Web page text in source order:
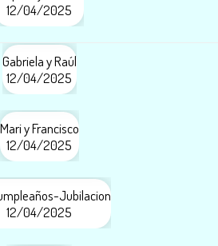
12/04/2025
Gabriela y Raúl
12/04/2025
Mari y Francisco
12/04/2025
Jubilacion
12/04/2025